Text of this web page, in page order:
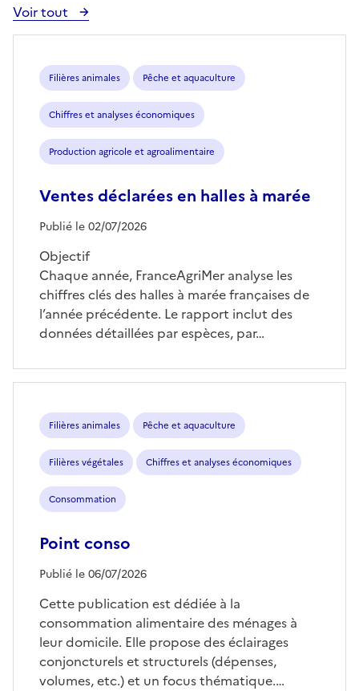
Voir tout
Voir
toutes
publications
Filières animales Pêche et aquaculture
Chiffres et analyses économiques
Production agricole et agroalimentaire
Ventes déclarées en halles à marée
Publié le 02/07/2026
Objectif
Chaque année, FranceAgriMer analyse les
chiffres clés des halles à marée françaises de
l’année précédente. Le rapport inclut des
données détaillées par espèces, par…
Filières animales Pêche et aquaculture
Filières végétales Chiffres et analyses économiques
Consommation
Point conso
Publié le 06/07/2026
Cette publication est dédiée à la
consommation alimentaire des ménages à
leur domicile. Elle propose des éclairages
conjoncturels et structurels (dépenses,
volumes, etc.) et un focus thématique.…